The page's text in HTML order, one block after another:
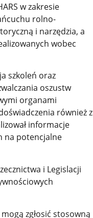
w zakresie
rolno-
i narzędzia, a
wobec
szkoleń oraz
oszustw
organami
również z
informacje
na potencjalne
i Legislacji
zgłosić stosowną